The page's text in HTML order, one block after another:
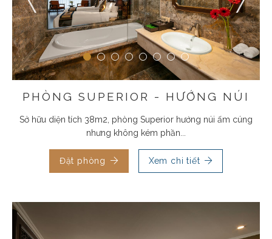
PHÒNG SUPERIOR - HƯỚNG NÚI
Sở hữu diện tích 38m2, phòng Superior hướng núi ấm cúng
nhưng không kém phần...
Đặt phòng Xem chi tiết